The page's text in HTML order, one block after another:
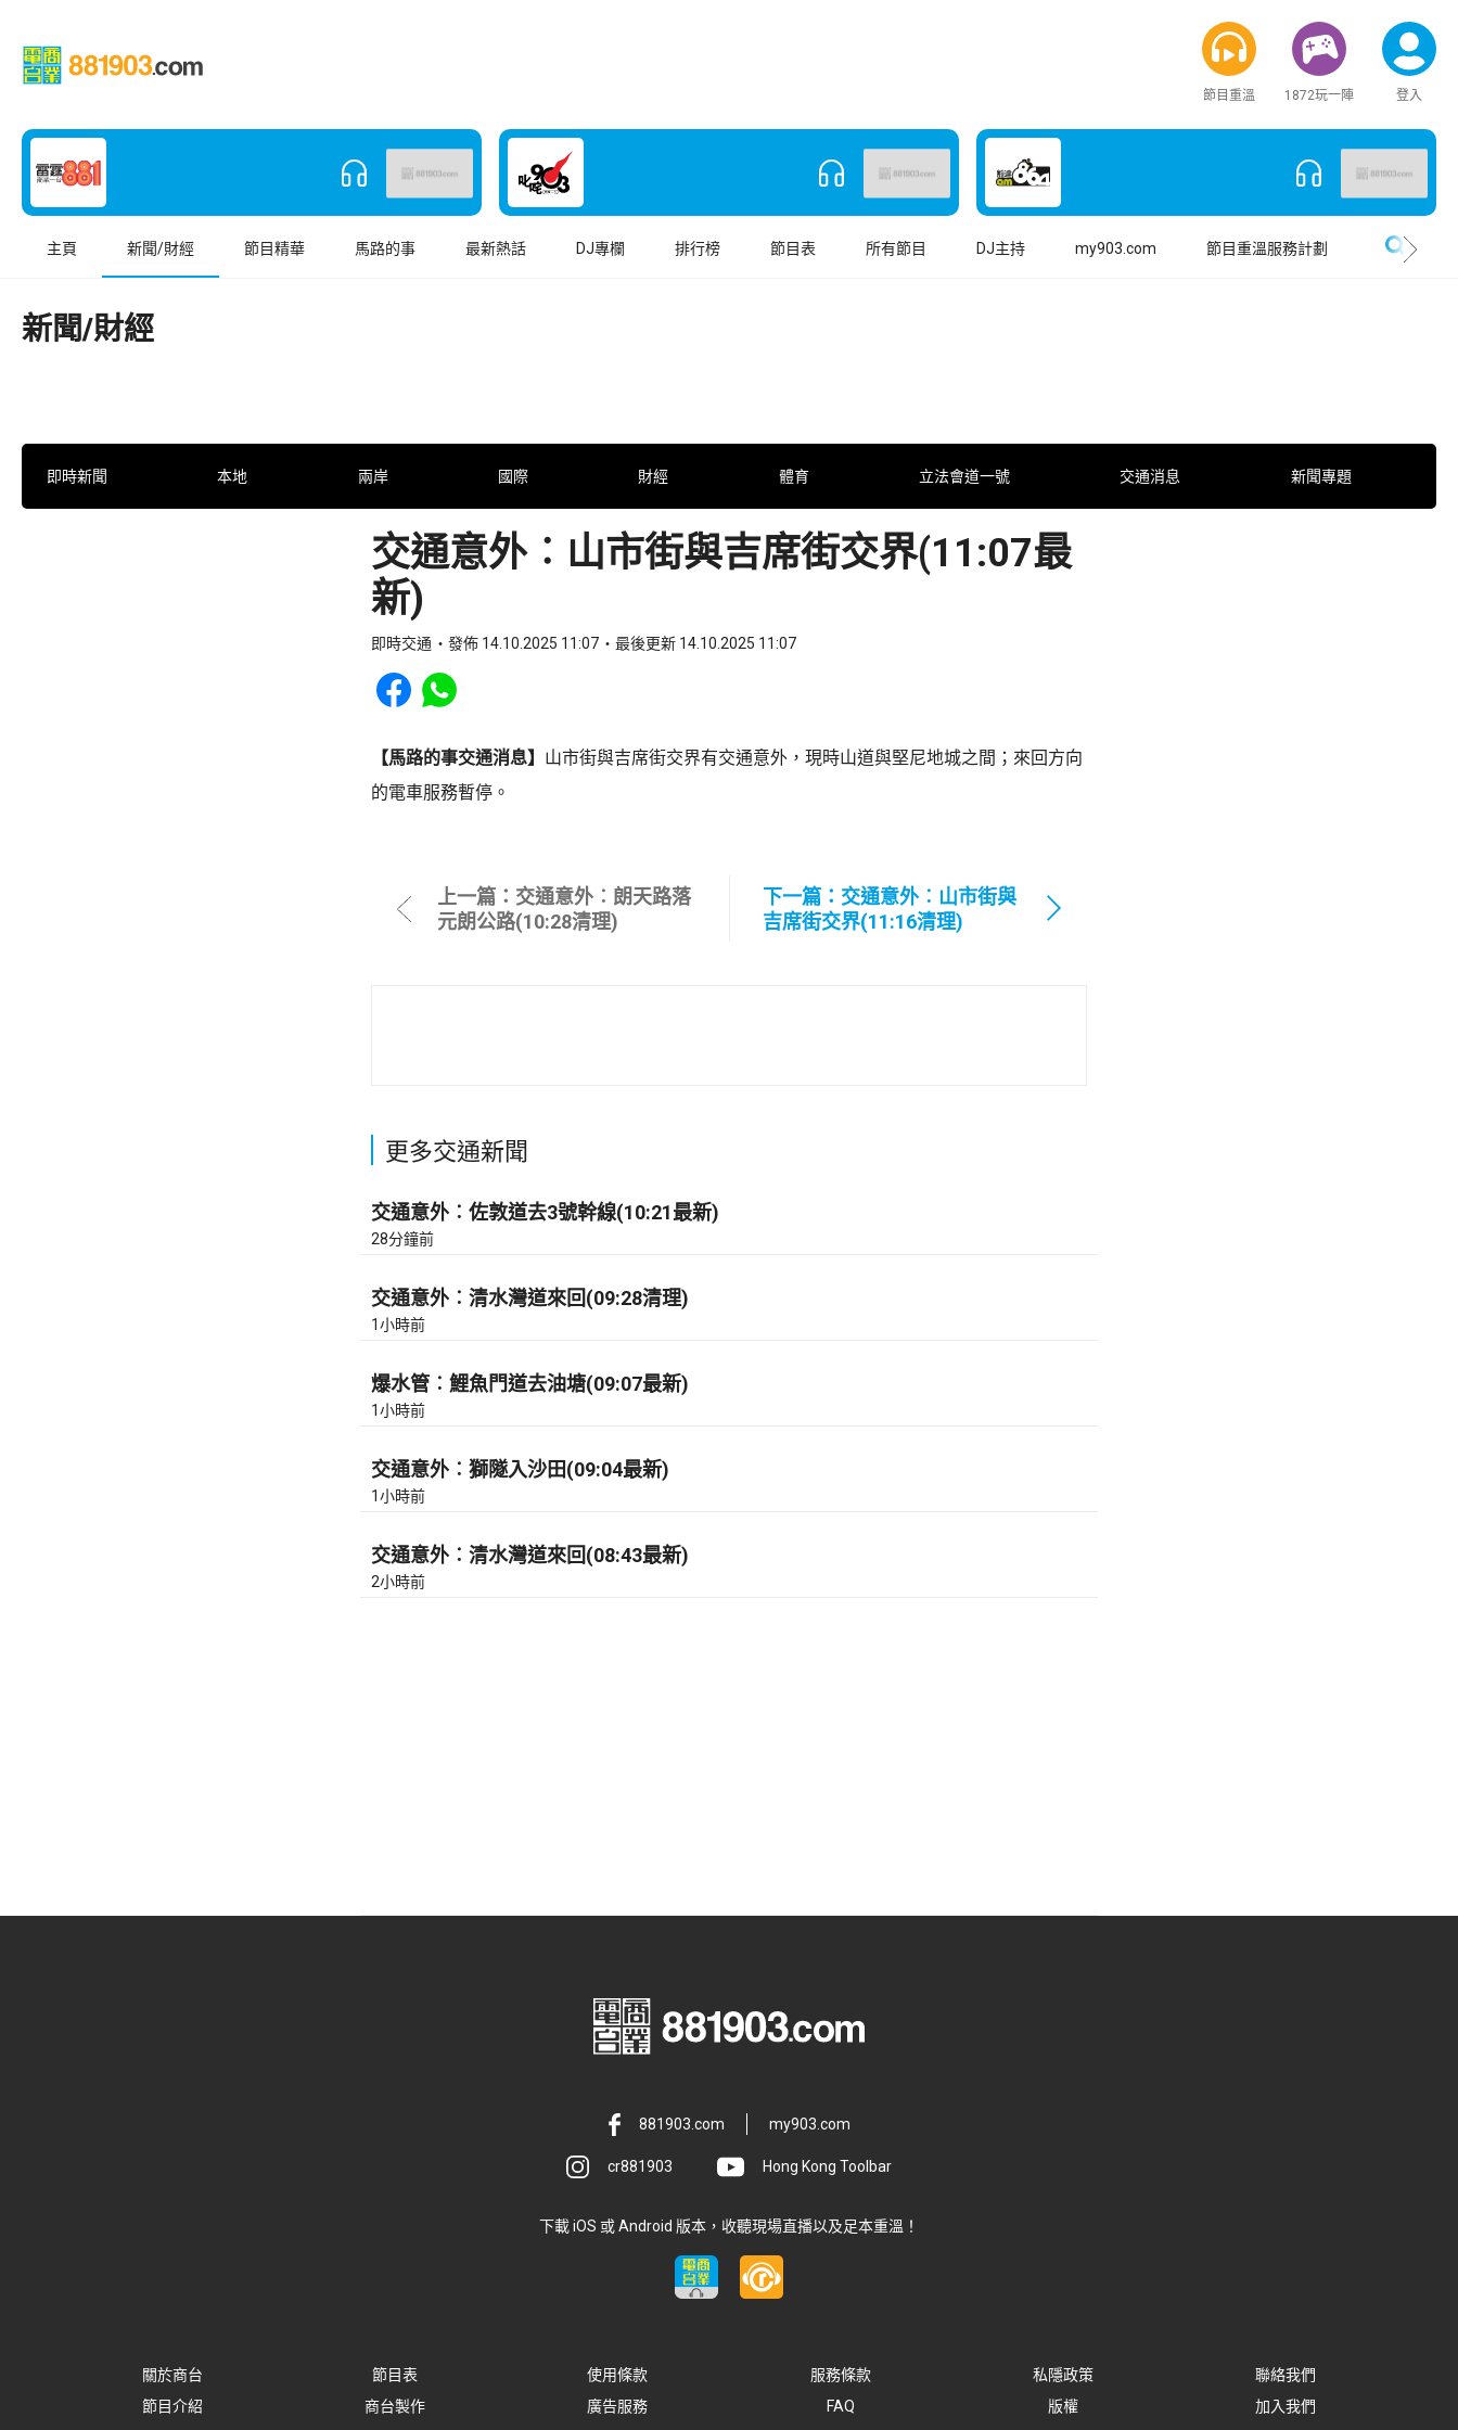
節目重溫 1872玩一陣 登入
主頁 新聞/財經 節目精華 馬路的事 最新熱話 DJ專欄 排行榜 節目表 所有節目 DJ主持 my903.com 節目重溫服務計劃
新聞/財經
即時新聞 本地 兩岸 國際 財經 體育 立法會道一號 交通消息 新聞專題
交通意外︰山市街與吉席街交界(11:07最
新)
即時交通 發佈 14.10.2025 11:07 最後更新 14.10.2025 11:07
Share to Facebook
Share to WhatsApp
【馬路的事交通消息】 山市街與吉席街交界有交通意外，現時山道與堅尼地城之間；來回方向
的電車服務暫停。
上一篇：交通意外︰朗天路落
元朗公路(10:28清理)
下一篇：交通意外︰山市街與
吉席街交界(11:16清理)
更多交通新聞
交通意外︰佐敦道去3號幹線(10:21最新)
28分鐘前
交通意外︰清水灣道來回(09:28清理)
1小時前
爆水管︰鯉魚門道去油塘(09:07最新)
1小時前
交通意外︰獅隧入沙田(09:04最新)
1小時前
交通意外︰清水灣道來回(08:43最新)
2小時前
881903.com my903.com
cr881903 Hong Kong Toolbar
下載 iOS 或 Android 版本，收聽現場直播以及足本重溫！
關於商台 節目表 使用條款 服務條款 私隱政策
聯絡我們
節目介紹
商台製作 廣告服務 FAQ 版權 加入我們